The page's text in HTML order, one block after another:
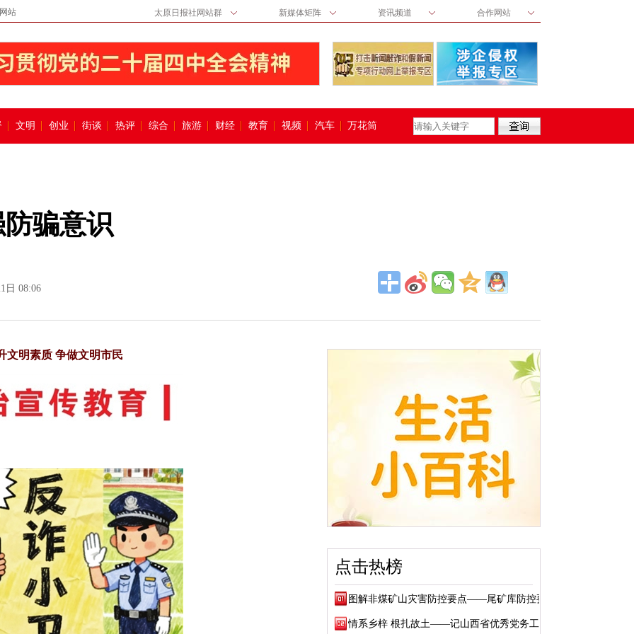
站 太原日报社网站群 新媒体矩阵 资讯频道 合作网站
文明 创业 街谈 热评 综合 旅游 财经 教育 视频 汽车 万花筒
骗意识
日 08:06
文明素质 争做文明市民
点击热榜
图解非煤矿山灾害防控要点——尾矿库防控要点
情系乡梓 根扎故土——记山西省优秀党务工作...